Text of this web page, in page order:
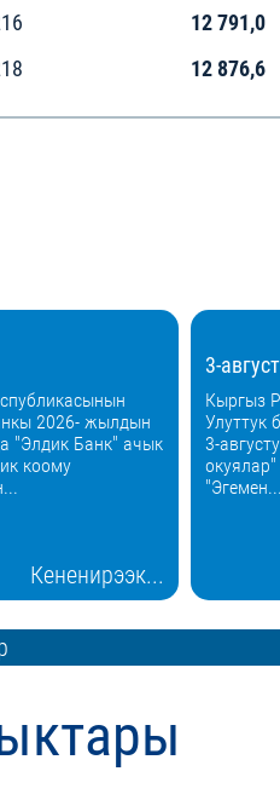
12 791,0
12 876,6
2026- жылдын
"Элдик Банк" ачык
коому
Кененирээк...
3-август
Кыргыз
Улуттук
3-
"Эгемен...